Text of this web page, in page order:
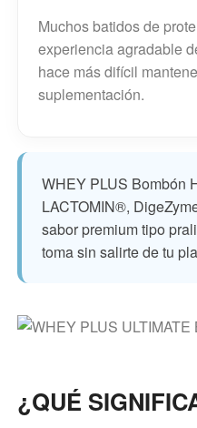
Muchos batidos de
experiencia agradable
hace más difícil
suplementación.
WHEY PLUS Bombón
LACTOMIN®,
sabor premium tipo
toma sin salirte de tu
¿QUÉ